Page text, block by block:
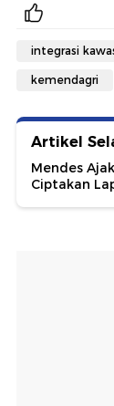
integrasi
kemendagri
Artikel
Mendes
Ciptakan